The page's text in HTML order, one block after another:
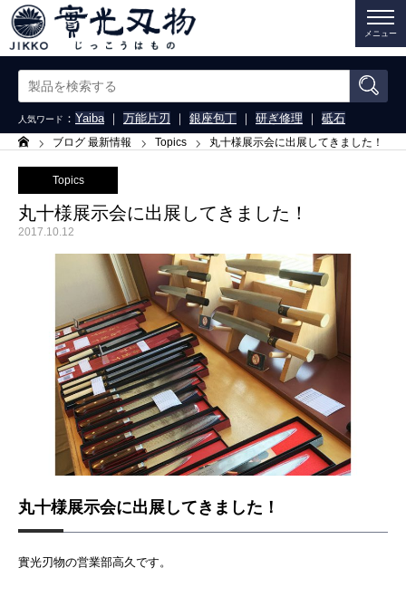
メニュー
人気ワード ： Yaiba｜ 万能片刃 ｜ 銀座包丁 ｜ 研ぎ修理 ｜ 砥石
ーム ブログ 最新情報 Topics 丸十様展示会に出展してきました！
Topics
丸十様展示会に出展してきました！
2017.10.12
丸十様展示会に出展してきました！
實光刃物の営業部高久です。